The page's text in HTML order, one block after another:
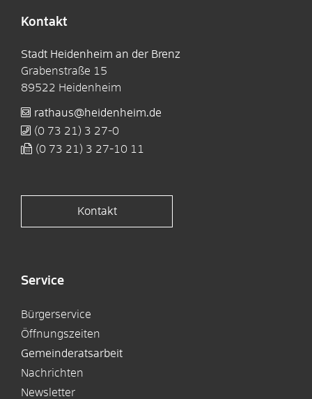
Kontakt
Stadt Heidenheim an der Brenz
Grabenstraße 15
89522 Heidenheim
rathaus@heidenheim.de
(0 73 21) 3 27-0
(0 73 21) 3 27-10 11
Kontakt
Service
Bürgerservice
Öffnungszeiten
Gemeinderatsarbeit
Nachrichten
Newsletter